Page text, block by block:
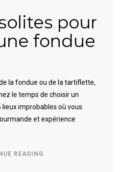
pour
fondue
la fondue ou de la tartiflette,
le temps de choisir un
improbables où vous
et expérience
READING